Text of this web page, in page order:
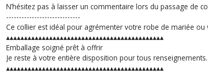
N’hésitez pas à laisser un commentaire lors du passage de
-----------------------------
Ce collier est idéal pour agrémenter votre robe de mariée ou
▴▴▴▴▴▴▴▴▴▴▴▴▴▴▴▴▴▴▴▴▴▴▴▴▴▴▴▴▴▴▴▴▴▴▴▴▴▴▴▴▴▴▴▴
Emballage soigné prêt à offrir
Je reste à votre entière disposition pour tous renseignements.
▴▴▴▴▴▴▴▴▴▴▴▴▴▴▴▴▴▴▴▴▴▴▴▴▴▴▴▴▴▴▴▴▴▴▴▴▴▴▴▴▴▴▴▴